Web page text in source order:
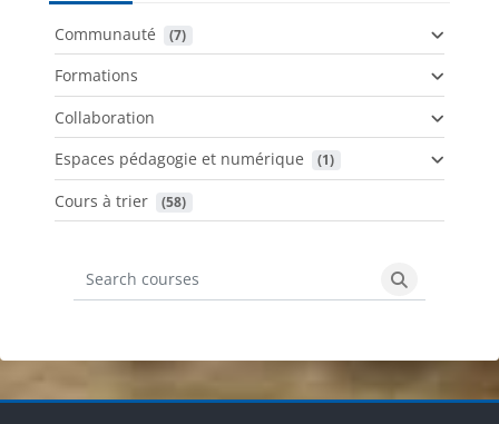
Communauté (7)
Formations
Collaboration
Espaces pédagogie et numérique
(1)
Cours à trier (58)
Search courses
Search